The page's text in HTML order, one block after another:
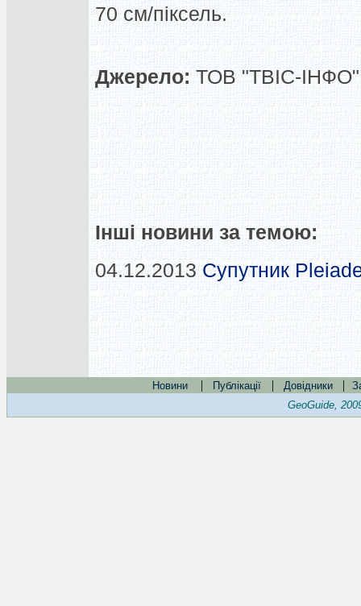
70 см/піксель.
Джерело: ТОВ "ТВІС-
Інші новини за темою:
04.12.2013 Супутник
Новини | Публікації | Довідники |
GeoGuide,